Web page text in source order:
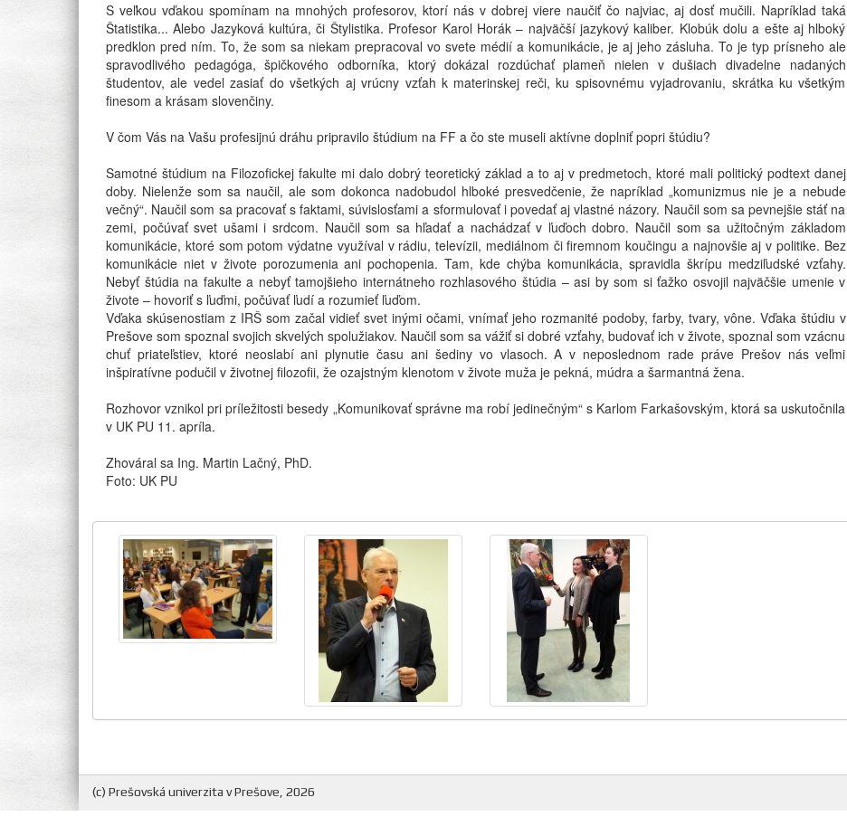
S veľkou vďakou spomínam na mnohých profesorov, ktorí nás v dobrej viere naučiť čo najviac, aj dosť mučili. Napríklad taká
Štatistika... Alebo Jazyková kultúra, či Štylistika. Profesor Karol Horák – najväčší jazykový kaliber. Klobúk dolu a ešte aj hlboký
predklon pred ním. To, že som sa niekam prepracoval vo svete médií a komunikácie, je aj jeho zásluha. To je typ prísneho ale
spravodlivého pedagóga, špičkového odborníka, ktorý dokázal rozdúchať plameň nielen v dušiach divadelne nadaných
študentov, ale vedel zasiať do všetkých aj vrúcny vzťah k materinskej reči, ku spisovnému vyjadrovaniu, skrátka ku všetkým
finesom a krásam slovenčiny.
V čom Vás na Vašu profesijnú dráhu pripravilo štúdium na FF a čo ste museli aktívne doplniť popri štúdiu?
Samotné štúdium na Filozofickej fakulte mi dalo dobrý teoretický základ a to aj v predmetoch, ktoré mali politický podtext danej
doby. Nielenže som sa naučil, ale som dokonca nadobudol hlboké presvedčenie, že napríklad „komunizmus nie je a nebude
večný“. Naučil som sa pracovať s faktami, súvislosťami a sformulovať i povedať aj vlastné názory. Naučil som sa pevnejšie stáť na
zemi, počúvať svet ušami i srdcom. Naučil som sa hľadať a nachádzať v ľuďoch dobro. Naučil som sa užitočným základom
komunikácie, ktoré som potom výdatne využíval v rádiu, televízii, mediálnom či firemnom koučingu a najnovšie aj v politike. Bez
komunikácie niet v živote porozumenia ani pochopenia. Tam, kde chýba komunikácia, spravidla škrípu medziľudské vzťahy.
Nebyť štúdia na fakulte a nebyť tamojšieho internátneho rozhlasového štúdia – asi by som si ťažko osvojil najväčšie umenie v
živote – hovoriť s ľuďmi, počúvať ľudí a rozumieť ľuďom.
Vďaka skúsenostiam z IRŠ som začal vidieť svet inými očami, vnímať jeho rozmanité podoby, farby, tvary, vône. Vďaka štúdiu v
Prešove som spoznal svojich skvelých spolužiakov. Naučil som sa vážiť si dobré vzťahy, budovať ich v živote, spoznal som vzácnu
chuť priateľstiev, ktoré neoslabí ani plynutie času ani šediny vo vlasoch. A v neposlednom rade práve Prešov nás veľmi
inšpiratívne podučil v životnej filozofii, že ozajstným klenotom v živote muža je pekná, múdra a šarmantná žena.
Rozhovor vznikol pri príležitosti besedy „Komunikovať správne ma robí jedinečným“ s Karlom Farkašovským, ktorá sa uskutočnila
v UK PU 11. apríla.
Zhováral sa Ing. Martin Lačný, PhD.
Foto: UK PU
(c) Prešovská univerzita v Prešove, 2026